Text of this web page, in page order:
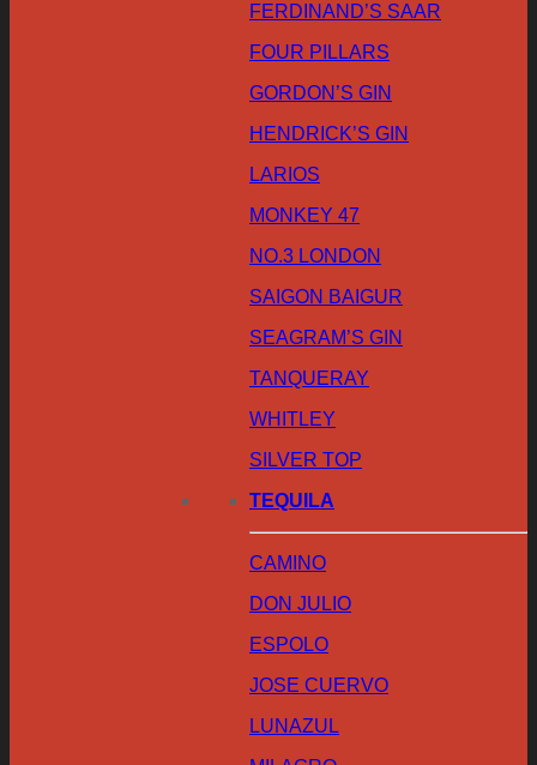
FERDINAND’S SAAR
FOUR PILLARS
GORDON’S GIN
HENDRICK’S GIN
LARIOS
MONKEY 47
NO.3 LONDON
SAIGON BAIGUR
SEAGRAM’S GIN
TANQUERAY
WHITLEY
SILVER TOP
TEQUILA
CAMINO
DON JULIO
ESPOLO
JOSE CUERVO
LUNAZUL